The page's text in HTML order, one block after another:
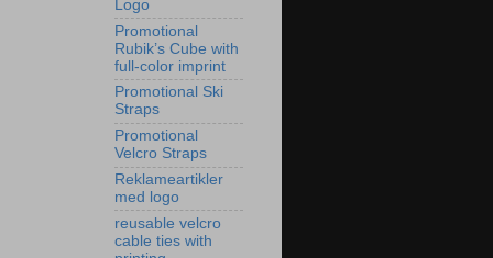
Logo
Promotional
Rubik’s Cube with
full-color imprint
Promotional Ski
Straps
Promotional
Velcro Straps
Reklameartikler
med logo
reusable velcro
cable ties with